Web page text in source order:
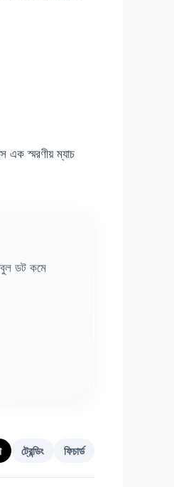
এক স্মরণীয় ম্যাচ
ডট কমে
ট্রেন্ডিং ফিচার্ড